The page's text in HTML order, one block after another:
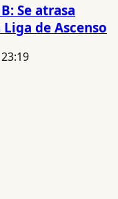
Se atrasa
de Ascenso